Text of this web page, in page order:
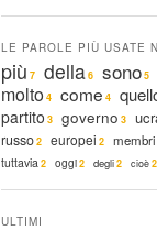
LE PAROLE PIÙ USATE
più 7 della6 sono5
molto4 come 4
partito 3 governo 3
russo2 europei 2 membri
tuttavia2 oggi2 degli2 cioè2
ULTIMI